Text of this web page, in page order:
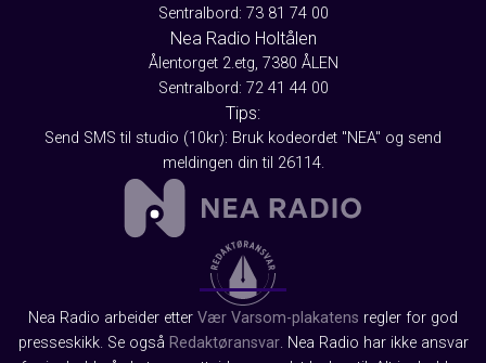
Sentralbord: 73 81 74 00
Nea Radio Holtålen
Ålentorget 2.etg, 7380 ÅLEN
Sentralbord: 72 41 44 00
Tips:
Send SMS til studio (10kr): Bruk kodeordet "NEA" og send
meldingen din til 26114.
Nea Radio arbeider etter Vær Varsom-plakatens regler for god
presseskikk. Se også Redaktøransvar. Nea Radio har ikke ansvar